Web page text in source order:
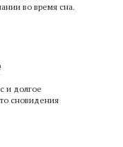
во время сна.
и долгое
сновидения